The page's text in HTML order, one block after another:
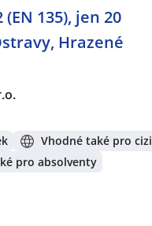
(EN 135), jen 20
Hrazené
Vhodné také pro
pro absolventy